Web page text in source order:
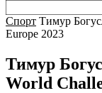
Спорт Тимур
Europe 2023
Тимур
World